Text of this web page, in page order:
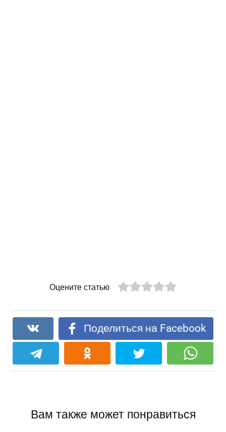
Оцените статью
Поделиться на Facebook
Вам также может понравиться